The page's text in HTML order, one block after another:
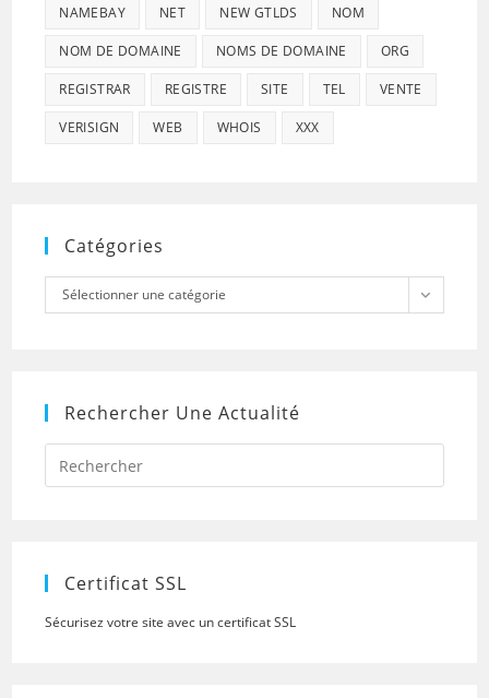
NAMEBAY NET NEW GTLDS NOM
NOM DE DOMAINE NOMS DE DOMAINE ORG
REGISTRAR REGISTRE SITE TEL VENTE
VERISIGN WEB WHOIS XXX
Catégories
Catégories
Sélectionner une catégorie
Rechercher Une Actualité
Press
to
Certificat SSL
Sécurisez votre site avec un certificat SSL